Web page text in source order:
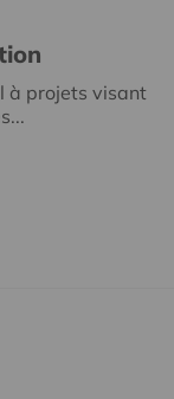
à projets visant